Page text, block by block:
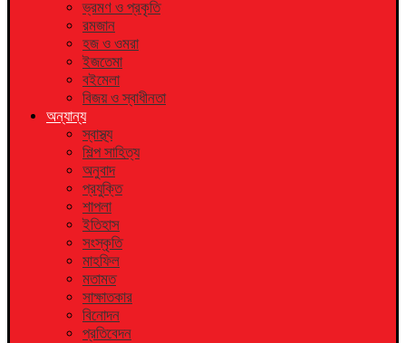
ভ্রমণ ও প্রকৃতি
রমজান
হজ ও ওমরা
ইজতেমা
বইমেলা
বিজয় ও স্বাধীনতা
অন্যান্য
স্বাস্থ্য
শিল্প সাহিত্য
অনুবাদ
প্রযুক্তি
শাপলা
ইতিহাস
সংস্কৃতি
মাহফিল
মতামত
সাক্ষাতকার
বিনোদন
প্রতিবেদন